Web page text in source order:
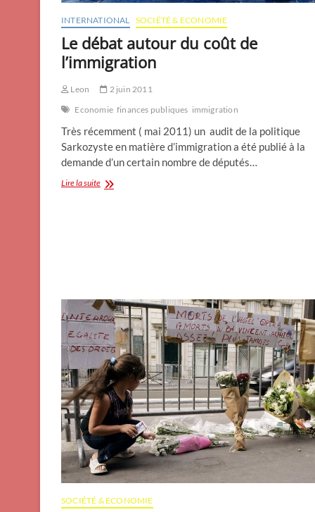
INTERNATIONAL SOCIÉTÉ & ECONOMIE
Le débat autour du coût de
l’immigration
Leon
2 juin 2011
Economie finances publiques immigration
Très récemment ( mai 2011) un audit de la politique
Sarkozyste en matière d’immigration a été publié à la
demande d’un certain nombre de députés…
Lire la suiteLe
SOCIÉTÉ & ECONOMIE